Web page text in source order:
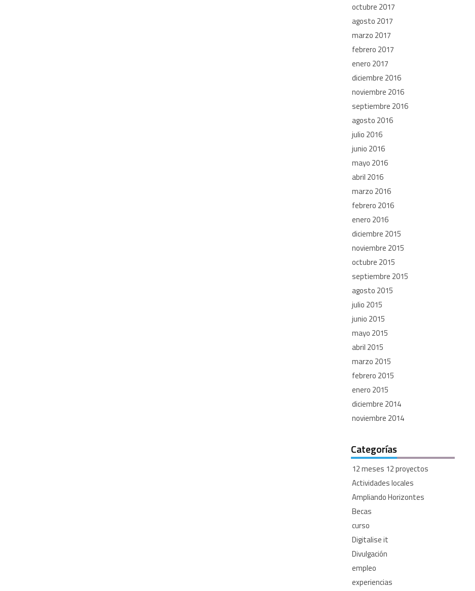
octubre 2017
agosto 2017
marzo 2017
febrero 2017
enero 2017
diciembre 2016
noviembre 2016
septiembre 2016
agosto 2016
julio 2016
junio 2016
mayo 2016
abril 2016
marzo 2016
febrero 2016
enero 2016
diciembre 2015
noviembre 2015
octubre 2015
septiembre 2015
agosto 2015
julio 2015
junio 2015
mayo 2015
abril 2015
marzo 2015
febrero 2015
enero 2015
diciembre 2014
noviembre 2014
Categorías
12 meses 12 proyectos
Actividades locales
Ampliando Horizontes
Becas
curso
Digitalise it
Divulgación
empleo
experiencias